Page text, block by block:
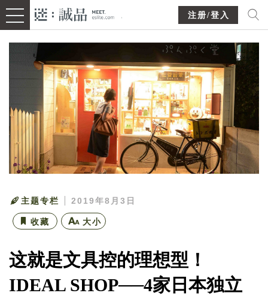
注册/登入
主题专栏 2019年8月3日
收藏 大小
这就是文具控的理想型！
IDEAL SHOP──4家日本独立